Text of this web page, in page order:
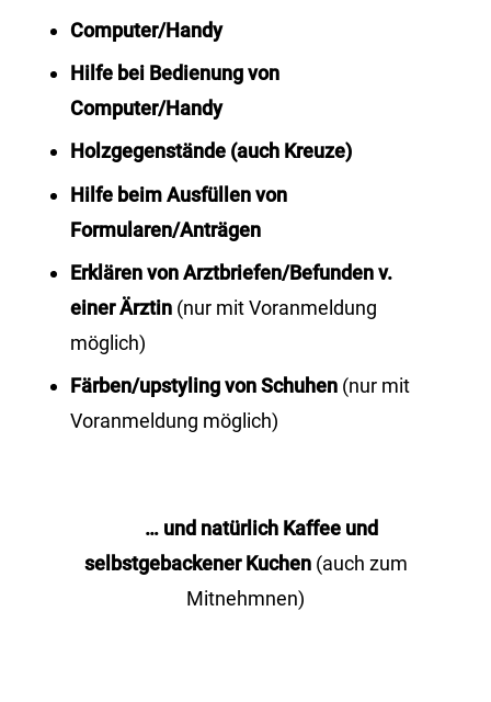
Computer/Handy
Hilfe bei Bedienung von
Computer/Handy
Holzgegenstände (auch Kreuze)
Hilfe beim Ausfüllen von
Formularen/Anträgen
Erklären von Arztbriefen/Befunden v.
einer Ärztin (nur mit Voranmeldung
möglich)
Färben/upstyling von Schuhen (nur mit
Voranmeldung möglich)
… und natürlich Kaffee und
selbstgebackener Kuchen (auch zum
Mitnehmnen)